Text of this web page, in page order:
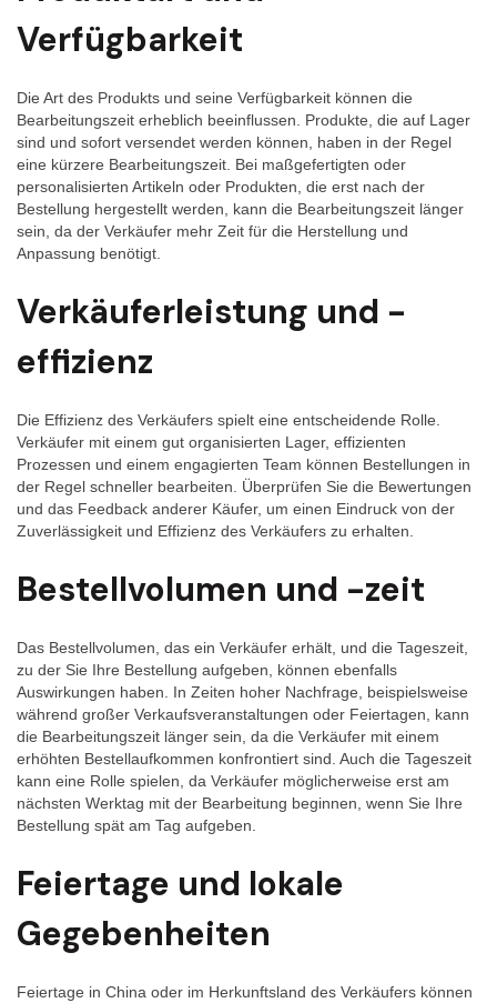
Verfügbarkeit
Die Art des Produkts und seine Verfügbarkeit können die
Bearbeitungszeit erheblich beeinflussen. Produkte, die auf Lager
sind und sofort versendet werden können, haben in der Regel
eine kürzere Bearbeitungszeit. Bei maßgefertigten oder
personalisierten Artikeln oder Produkten, die erst nach der
Bestellung hergestellt werden, kann die Bearbeitungszeit länger
sein, da der Verkäufer mehr Zeit für die Herstellung und
Anpassung benötigt.
Verkäuferleistung und -
effizienz
Die Effizienz des Verkäufers spielt eine entscheidende Rolle.
Verkäufer mit einem gut organisierten Lager, effizienten
Prozessen und einem engagierten Team können Bestellungen in
der Regel schneller bearbeiten. Überprüfen Sie die Bewertungen
und das Feedback anderer Käufer, um einen Eindruck von der
Zuverlässigkeit und Effizienz des Verkäufers zu erhalten.
Bestellvolumen und -zeit
Das Bestellvolumen, das ein Verkäufer erhält, und die Tageszeit,
zu der Sie Ihre Bestellung aufgeben, können ebenfalls
Auswirkungen haben. In Zeiten hoher Nachfrage, beispielsweise
während großer Verkaufsveranstaltungen oder Feiertagen, kann
die Bearbeitungszeit länger sein, da die Verkäufer mit einem
erhöhten Bestellaufkommen konfrontiert sind. Auch die Tageszeit
kann eine Rolle spielen, da Verkäufer möglicherweise erst am
nächsten Werktag mit der Bearbeitung beginnen, wenn Sie Ihre
Bestellung spät am Tag aufgeben.
Feiertage und lokale
Gegebenheiten
Feiertage in China oder im Herkunftsland des Verkäufers können